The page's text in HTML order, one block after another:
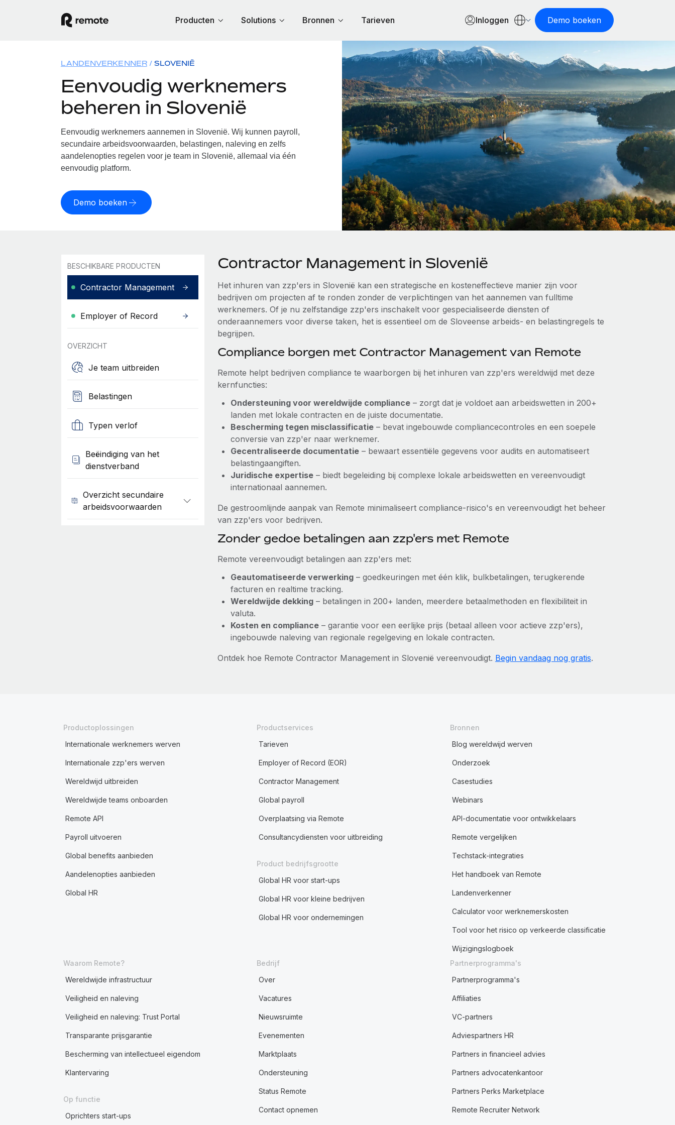
Producten Solutions Bronnen Tarieven Inloggen Demo boeken
LANDENVERKENNER SLOVENIË
Eenvoudig werknemers
beheren in Slovenië
Eenvoudig werknemers aannemen in Slovenië. Wij kunnen payroll,
secundaire arbeidsvoorwaarden, belastingen, naleving en zelfs
aandelenopties regelen voor je team in Slovenië, allemaal via één
eenvoudig platform.
Demo boeken
BESCHIKBARE PRODUCTEN
Contractor Management
Employer of Record
OVERZICHT
Je team uitbreiden
Belastingen
Typen verlof
Beëindiging van het
dienstverband
Overzicht secundaire
arbeidsvoorwaarden
Contractor Management in Slovenië
Het inhuren van zzp'ers in Slovenië kan een strategische en kosteneffectieve manier zijn voor
bedrijven om projecten af te ronden zonder de verplichtingen van het aannemen van fulltime
werknemers. Of je nu zelfstandige zzp'ers inschakelt voor gespecialiseerde diensten of
onderaannemers voor diverse taken, het is essentieel om de Sloveense arbeids- en belastingregels te
begrijpen.
Compliance borgen met Contractor Management van Remote
Remote helpt bedrijven compliance te waarborgen bij het inhuren van zzp'ers wereldwijd met deze
kernfuncties:
Ondersteuning voor wereldwijde compliance– zorgt dat je voldoet aan arbeidswetten in 200+
landen met lokale contracten en de juiste documentatie.
Bescherming tegen misclassificatie– bevat ingebouwde compliancecontroles en een soepele
conversie van zzp'er naar werknemer.
Gecentraliseerde documentatie– bewaart essentiële gegevens voor audits en automatiseert
belastingaangiften.
Juridische expertise– biedt begeleiding bij complexe lokale arbeidswetten en vereenvoudigt
internationaal aannemen.
De gestroomlijnde aanpak van Remote minimaliseert compliance-risico's en vereenvoudigt het beheer
van zzp'ers voor bedrijven.
Zonder gedoe betalingen aan zzp'ers met Remote
Remote vereenvoudigt betalingen aan zzp'ers met:
Geautomatiseerde verwerking– goedkeuringen met één klik, bulkbetalingen, terugkerende
facturen en realtime tracking.
Wereldwijde dekking– betalingen in 200+ landen, meerdere betaalmethoden en flexibiliteit in
valuta.
Kosten en compliance– garantie voor een eerlijke prijs (betaal alleen voor actieve zzp'ers),
ingebouwde naleving van regionale regelgeving en lokale contracten.
Ontdek hoe Remote Contractor Management in Slovenië vereenvoudigt. Begin vandaag nog gratis.
Productoplossingen
Internationale werknemers werven
Internationale zzp'ers werven
Wereldwijd uitbreiden
Wereldwijde teams onboarden
Remote API
Payroll uitvoeren
Global benefits aanbieden
Aandelenopties aanbieden
Global HR
Productservices
Tarieven
Employer of Record (EOR)
Contractor Management
Global payroll
Overplaatsing via Remote
Consultancydiensten voor uitbreiding
Product bedrijfsgrootte
Global HR voor start-ups
Global HR voor kleine bedrijven
Global HR voor ondernemingen
Bronnen
Blog wereldwijd werven
Onderzoek
Casestudies
Webinars
API-documentatie voor ontwikkelaars
Remote vergelijken
Techstack-integraties
Het handboek van Remote
Landenverkenner
Calculator voor werknemerskosten
Tool voor het risico op verkeerde classificatie
Wijzigingslogboek
Waarom Remote?
Wereldwijde infrastructuur
Veiligheid en naleving
Veiligheid en naleving: Trust Portal
Transparante prijsgarantie
Bescherming van intellectueel eigendom
Klantervaring
Op functie
Oprichters start-ups
Bedrijf
Over
Vacatures
Nieuwsruimte
Evenementen
Marktplaats
Ondersteuning
Status Remote
Contact opnemen
Partnerprogramma's
Partnerprogramma's
Affiliaties
VC-partners
Adviespartners HR
Partners in financieel advies
Partners advocatenkantoor
Partners Perks Marketplace
Remote Recruiter Network